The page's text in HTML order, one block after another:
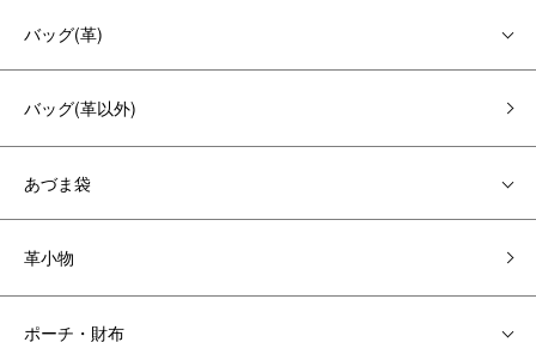
バッグ(革)
バッグ(革以外)
あづま袋
革小物
ポーチ・財布